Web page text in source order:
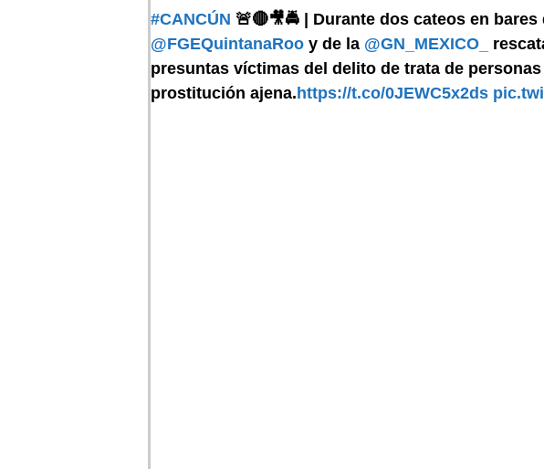
#CANCÚN 🚨🔴🎥🚔 | Durante dos cateos en
@FGEQuintanaRoo y de la @GN_MEXICO_
presuntas víctimas del delito de trata de
prostitución ajena. https://t.co/0JEWC5x2ds